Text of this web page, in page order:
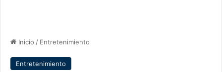
Inicio / Entretenimiento
Entretenimiento